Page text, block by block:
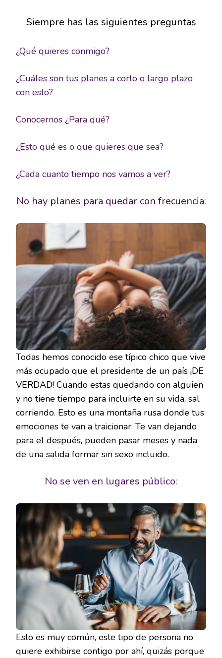
Siempre has las siguientes preguntas
¿Qué quieres conmigo?
¿Cuáles son tus planes a corto o largo plazo
con esto?
Conocernos ¿Para qué?
¿Esto qué es o que quieres que sea?
¿Cada cuanto tiempo nos vamos a ver?
No hay planes para quedar con frecuencia:
Todas hemos conocido ese típico chico que vive
más ocupado que el presidente de un país ¡DE
VERDAD! Cuando estas quedando con alguien
y no tiene tiempo para incluirte en su vida, sal
corriendo. Esto es una montaña rusa donde tus
emociones te van a traicionar. Te van dejando
para el después, pueden pasar meses y nada
de una salida formar sin sexo incluido.
No se ven en lugares público:
Esto es muy común, este tipo de persona no
quiere exhibirse contigo por ahí, quizás porque